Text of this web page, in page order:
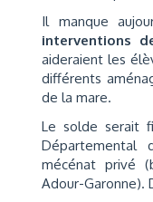
Il manque
interventions
aideraient les
différents
de la mare.
Le solde serait
Départemental
mécénat privé
Adour-Garonne).